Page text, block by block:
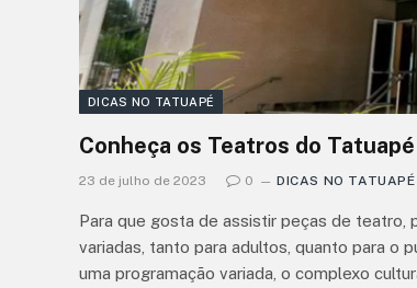
DICAS NO TATUAPÉ
Conheça os Teatros do Tatuapé
23 de julho de 2023 0 DICAS NO TATUAPÉ
Para que gosta de assistir peças de
variadas, tanto para adultos, quanto para o
uma programação variada, o complexo